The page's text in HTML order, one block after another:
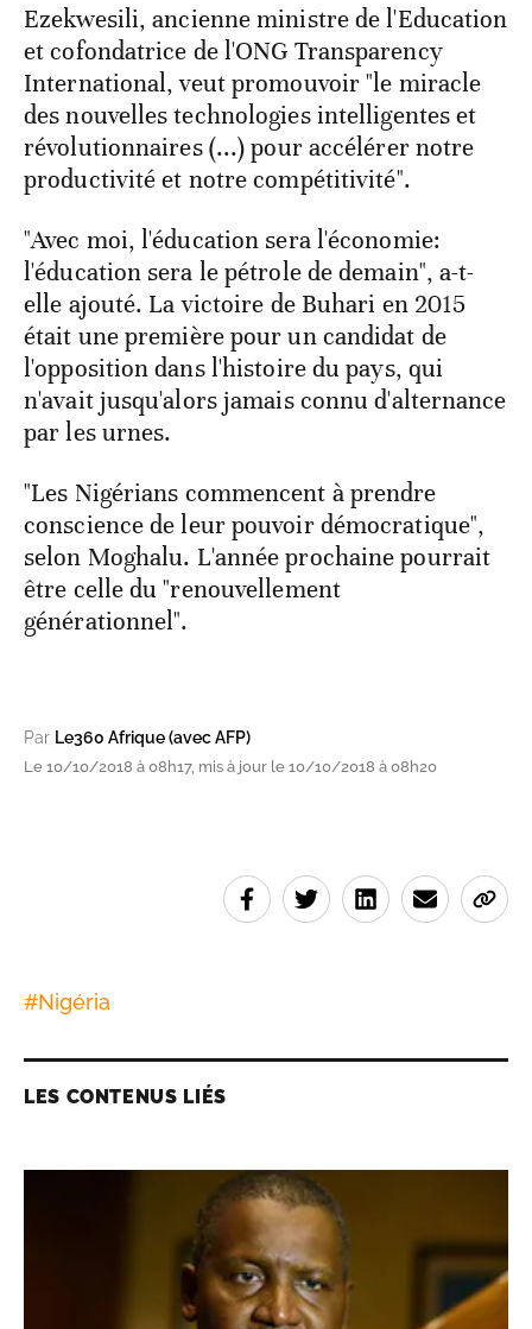
Ezekwesili, ancienne ministre de l'Education
et cofondatrice de l'ONG Transparency
International, veut promouvoir "le miracle
des nouvelles technologies intelligentes et
révolutionnaires (...) pour accélérer notre
productivité et notre compétitivité".
"Avec moi, l'éducation sera l'économie:
l'éducation sera le pétrole de demain", a-t-
elle ajouté. La victoire de Buhari en 2015
était une première pour un candidat de
l'opposition dans l'histoire du pays, qui
n'avait jusqu'alors jamais connu d'alternance
par les urnes.
"Les Nigérians commencent à prendre
conscience de leur pouvoir démocratique",
selon Moghalu. L'année prochaine pourrait
être celle du "renouvellement
générationnel".
Par Le360 Afrique (avec AFP)
Le 10/10/2018 à 08h17, mis à jour le 10/10/2018 à 08h20
#Nigéria
LES CONTENUS LIÉS